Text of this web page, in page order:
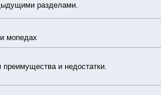
разделами.
мопедах
и недостатки.